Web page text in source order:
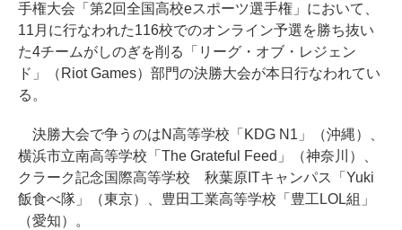
手権大会「第2回全国高校eスポーツ選手権」において、
11月に行なわれた116校でのオンライン予選を勝ち抜い
た4チームがしのぎを削る「リーグ・オブ・レジェン
ド」（Riot Games）部門の決勝大会が本日行なわれてい
る。
決勝大会で争うのはN高等学校「KDG N1」（沖縄）、
横浜市立南高等学校「The Grateful Feed」（神奈川）、
クラーク記念国際高等学校 秋葉原ITキャンパス「Yuki
飯食べ隊」（東京）、豊田工業高等学校「豊工LOL組」
（愛知）。